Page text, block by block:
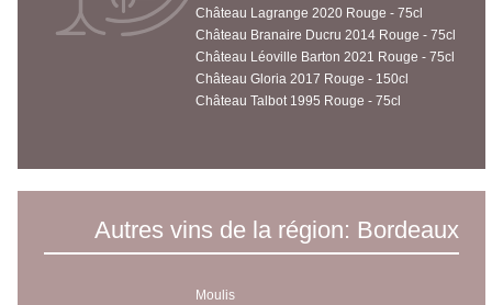
Château Lagrange 2020 Rouge - 75cl
Château Branaire Ducru 2014 Rouge - 75cl
Château Léoville Barton 2021 Rouge - 75cl
Château Gloria 2017 Rouge - 150cl
Château Talbot 1995 Rouge - 75cl
Autres vins de la région: Bordeaux
Moulis